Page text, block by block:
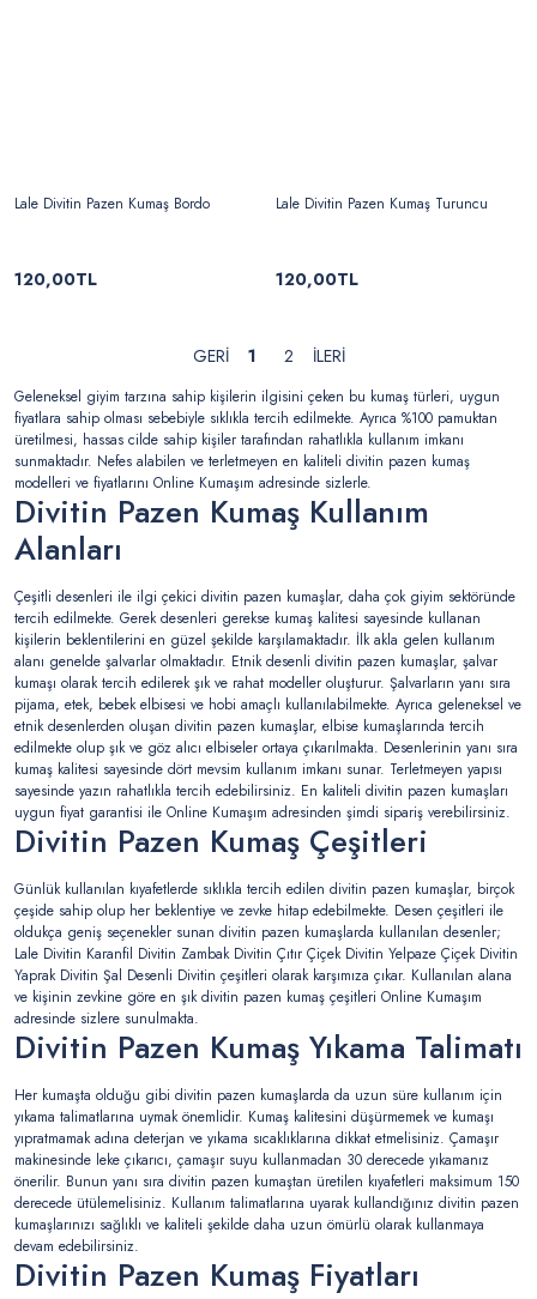
Lale Divitin Pazen Kumaş Bordo
120,00TL
Lale Divitin Pazen Kumaş Turuncu
120,00TL
1 2
Geleneksel giyim tarzına sahip kişilerin ilgisini çeken bu kumaş türleri, uygun
fiyatlara sahip olması sebebiyle sıklıkla tercih edilmekte. Ayrıca %100 pamuktan
üretilmesi, hassas cilde sahip kişiler tarafından rahatlıkla kullanım imkanı
sunmaktadır. Nefes alabilen ve terletmeyen en kaliteli divitin pazen kumaş
modelleri ve fiyatlarını Online Kumaşım adresinde sizlerle.
Divitin Pazen Kumaş Kullanım
Alanları
Çeşitli desenleri ile ilgi çekici divitin pazen kumaşlar, daha çok giyim sektöründe
tercih edilmekte. Gerek desenleri gerekse kumaş kalitesi sayesinde kullanan
kişilerin beklentilerini en güzel şekilde karşılamaktadır. İlk akla gelen kullanım
alanı genelde şalvarlar olmaktadır. Etnik desenli divitin pazen kumaşlar, şalvar
kumaşı olarak tercih edilerek şık ve rahat modeller oluşturur. Şalvarların yanı sıra
pijama, etek, bebek elbisesi ve hobi amaçlı kullanılabilmekte. Ayrıca geleneksel ve
etnik desenlerden oluşan divitin pazen kumaşlar, elbise kumaşlarında tercih
edilmekte olup şık ve göz alıcı elbiseler ortaya çıkarılmakta. Desenlerinin yanı sıra
kumaş kalitesi sayesinde dört mevsim kullanım imkanı sunar. Terletmeyen yapısı
sayesinde yazın rahatlıkla tercih edebilirsiniz. En kaliteli divitin pazen kumaşları
uygun fiyat garantisi ile Online Kumaşım adresinden şimdi sipariş verebilirsiniz.
Divitin Pazen Kumaş Çeşitleri
Günlük kullanılan kıyafetlerde sıklıkla tercih edilen divitin pazen kumaşlar, birçok
çeşide sahip olup her beklentiye ve zevke hitap edebilmekte. Desen çeşitleri ile
oldukça geniş seçenekler sunan divitin pazen kumaşlarda kullanılan desenler;
Lale Divitin Karanfil Divitin Zambak Divitin Çıtır Çiçek Divitin Yelpaze Çiçek Divitin
Yaprak Divitin Şal Desenli Divitin çeşitleri olarak karşımıza çıkar. Kullanılan alana
ve kişinin zevkine göre en şık divitin pazen kumaş çeşitleri Online Kumaşım
adresinde sizlere sunulmakta.
Divitin Pazen Kumaş Yıkama Talimatı
Her kumaşta olduğu gibi divitin pazen kumaşlarda da uzun süre kullanım için
yıkama talimatlarına uymak önemlidir. Kumaş kalitesini düşürmemek ve kumaşı
yıpratmamak adına deterjan ve yıkama sıcaklıklarına dikkat etmelisiniz. Çamaşır
makinesinde leke çıkarıcı, çamaşır suyu kullanmadan 30 derecede yıkamanız
önerilir. Bunun yanı sıra divitin pazen kumaştan üretilen kıyafetleri maksimum 150
derecede ütülemelisiniz. Kullanım talimatlarına uyarak kullandığınız divitin pazen
kumaşlarınızı sağlıklı ve kaliteli şekilde daha uzun ömürlü olarak kullanmaya
devam edebilirsiniz.
Divitin Pazen Kumaş Fiyatları